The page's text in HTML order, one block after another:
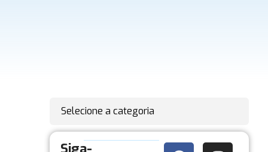
Selecione a categoria